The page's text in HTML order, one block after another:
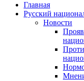
Главная
Русский
Новости